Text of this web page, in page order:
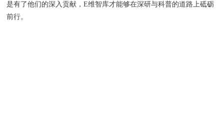
是有了他们的深入贡献，E维智库才能够在深研与科普的道路上砥砺
前行。